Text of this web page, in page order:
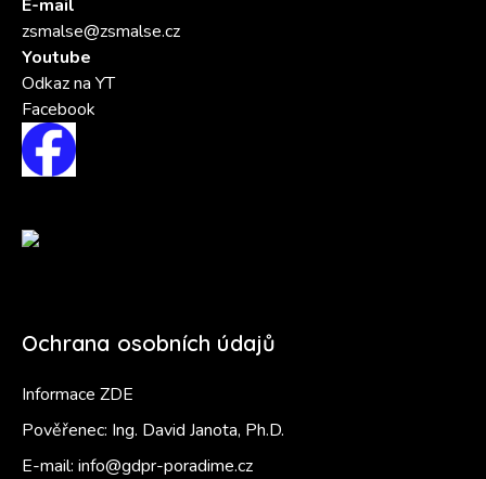
E-mail
zsmalse@zsmalse.cz
Youtube
Odkaz na YT
Facebook
Ochrana osobních údajů
Informace ZDE
Pověřenec: Ing. David Janota, Ph.D.
E-mail: info@gdpr-poradime.cz